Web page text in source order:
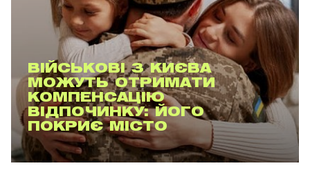
ВІЙСЬКОВІ З КИЄВА
МОЖУТЬ ОТРИМАТИ
КОМПЕНСАЦІЮ
ВІДПОЧИНКУ: ЙОГО
ПОКРИЄ МІСТО